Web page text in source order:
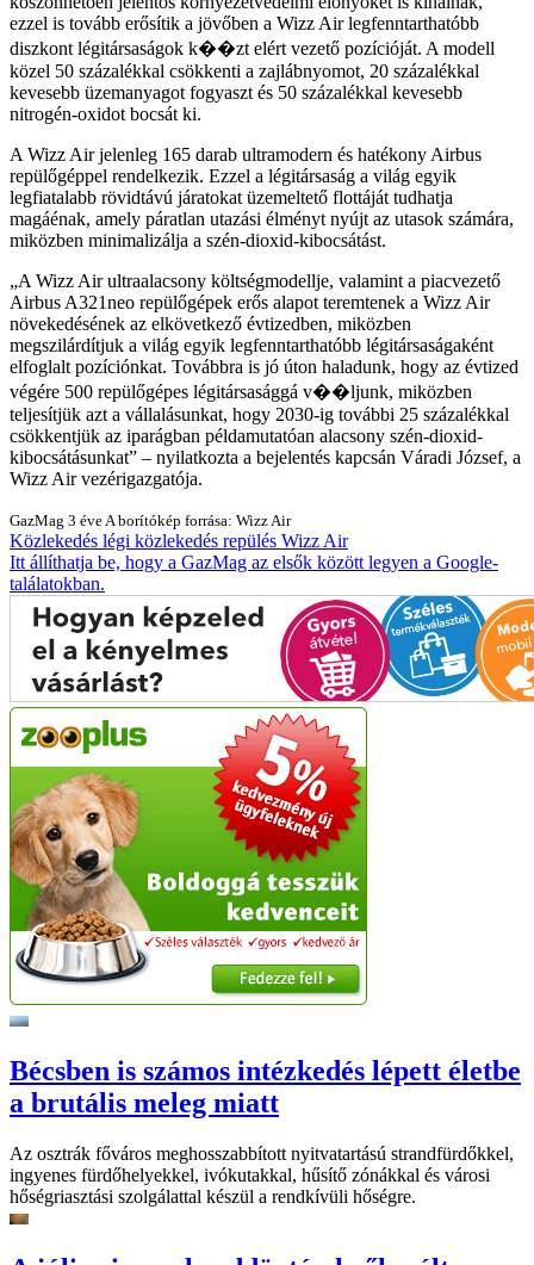
ezzel is tovább erősítik a jövőben a Wizz Air legfenntarthatóbb
diszkont légitársaságok k��zt elért vezető pozícióját. A modell
közel 50 százalékkal csökkenti a zajlábnyomot, 20 százalékkal
kevesebb üzemanyagot fogyaszt és 50 százalékkal kevesebb
nitrogén-oxidot bocsát ki.
A Wizz Air jelenleg 165 darab ultramodern és hatékony Airbus
repülőgéppel rendelkezik. Ezzel a légitársaság a világ egyik
legfiatalabb rövidtávú járatokat üzemeltető flottáját tudhatja
magáénak, amely páratlan utazási élményt nyújt az utasok számára,
miközben minimalizálja a szén-dioxid-kibocsátást.
A Wizz Air ultraalacsony költségmodellje, valamint a piacvezető
Airbus A321neo repülőgépek erős alapot teremtenek a Wizz Air
növekedésének az elkövetkező évtizedben, miközben
megszilárdítjuk a világ egyik legfenntarthatóbb légitársaságaként
elfoglalt pozíciónkat. Továbbra is jó úton haladunk, hogy az évtized
végére 500 repülőgépes légitársasággá v��ljunk, miközben
teljesítjük azt a vállalásunkat, hogy 2030-ig további 25 százalékkal
csökkentjük az iparágban példamutatóan alacsony szén-dioxid-
kibocsátásunkat
– nyilatkozta a bejelentés kapcsán Váradi József, a
Wizz Air vezérigazgatója.
GazMag 3 éve A borítókép forrása: Wizz Air
Közlekedés légi közlekedés repülés Wizz Air
Itt állíthatja be, hogy a GazMag az elsők között legyen a Google-
találatokban.
Bécsben is számos intézkedés lépett életbe
a brutális meleg miatt
Az osztrák főváros meghosszabbított nyitvatartású strandfürdőkkel,
ingyenes fürdőhelyekkel, ivókutakkal, hűsítő zónákkal és városi
hőségriasztási szolgálattal készül a rendkívüli hőségre.